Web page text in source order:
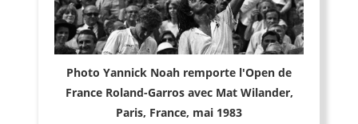
Photo Yannick Noah remporte l'Open de
France Roland-Garros avec Mat Wilander,
Paris, France, mai 1983